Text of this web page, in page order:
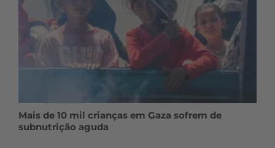
Mais de 10 mil crianças em Gaza sofrem de
subnutrição aguda